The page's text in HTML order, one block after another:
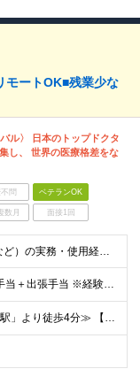
モートOK■残業少な
ル〉 日本のトップドクタ
し、 世界の医療格差をな
問 ベテランOK
数月 面接1回
◆Adobe（Premiere Proなど）の実務・使用経験 ◆大卒以上 ～～こんな方を求めています～～ ◆医療業界への興味がある方 ◆社会貢献性の高い仕事に就きたい方 ◆実際の手術映像を扱うため、
月給35万円～＋リモート手当＋出張手当 ※経験・スキルを考慮の上、決定いたします。 ※試用期間3ヶ月あり（期間中の待遇に差異はありません） ※固定残業代（30時間分／8万円）を含む。超過分は別途支給
≪リモートOK/各線「品川駅」より徒歩4分≫ 【本社】 東京都港区高輪3丁目25-29 Ave.Takanawa 5階エキスパートオフィス品川高輪 (変更の範囲)上記を除く当社関連勤務地